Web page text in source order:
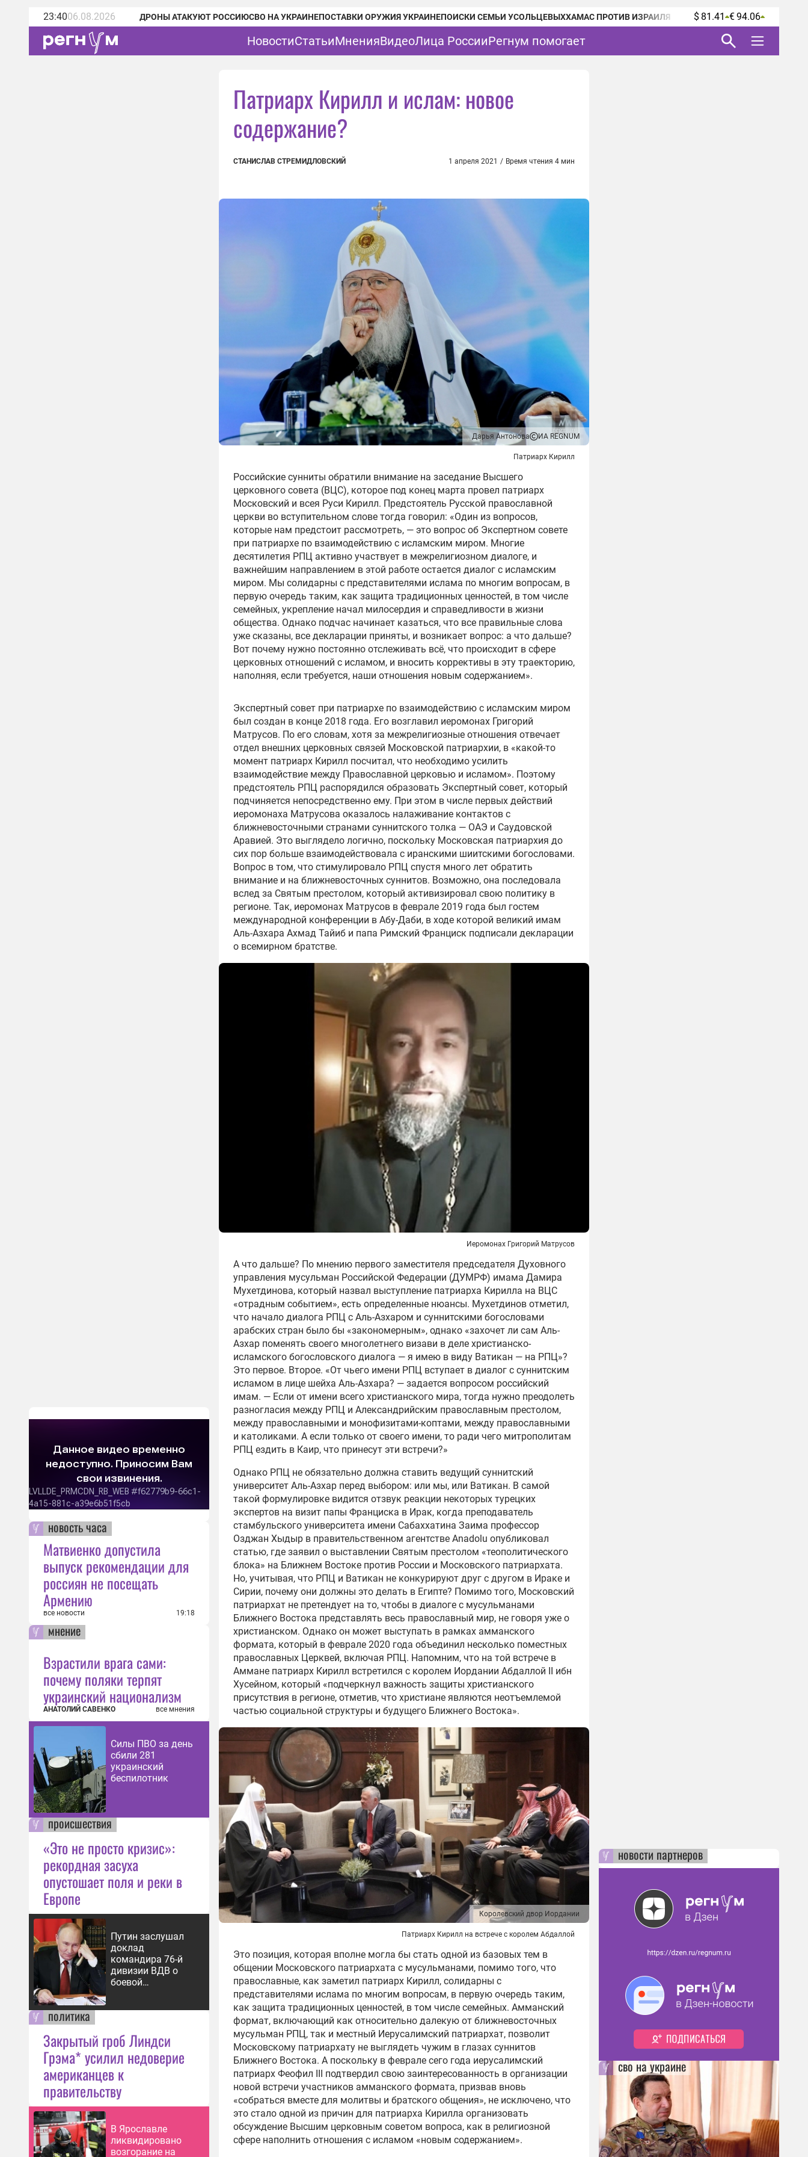
23:4006.08.2026 ДРОНЫ АТАКУЮТ РОССИЮСВО НА УКРАИНЕПОСТАВКИ ОРУЖИЯ УКРАИНЕПОИСКИ СЕМЬИ УСОЛЬЦЕВЫХХАМАС ПРОТИВ ИЗРАИЛЯ $ 81.41 € 94.06
НовостиСтатьиМненияВидеоЛица РоссииРегнум помогает
новость часа
Матвиенко допустила
выпуск рекомендации для
россиян не посещать
Армению
все новости 19:18
мнение
Взрастили врага сами:
почему поляки терпят
украинский национализм
АНАТОЛИЙ САВЕНКО все мнения
Силы ПВО за день
сбили 281
украинский
беспилотник
происшествия
«Это не просто кризис»:
рекордная засуха
опустошает поля и реки в
Европе
Путин заслушал
доклад
командира 76-й
дивизии ВДВ о
боевой
политика
Закрытый гроб Линдси
Грэма* усилил недоверие
американцев к
правительству
В Ярославле
ликвидировано
возгорание на
Патриарх Кирилл и ислам: новое
содержание?
СТАНИСЛАВ СТРЕМИДЛОВСКИЙ 1 апреля 2021 / Время чтения 4 мин
Дарья Антонова ИА REGNUM
Патриарх Кирилл
Российские сунниты обратили внимание на заседание Высшего
церковного совета (ВЦС), которое под конец марта провел патриарх
Московский и всея Руси Кирилл. Предстоятель Русской православной
церкви во вступительном слове тогда говорил: «Один из вопросов,
которые нам предстоит рассмотреть, — это вопрос об Экспертном совете
при патриархе по взаимодействию с исламским миром. Многие
десятилетия РПЦ активно участвует в межрелигиозном диалоге, и
важнейшим направлением в этой работе остается диалог с исламским
миром. Мы солидарны с представителями ислама по многим вопросам, в
первую очередь таким, как защита традиционных ценностей, в том числе
семейных, укрепление начал милосердия и справедливости в жизни
общества. Однако подчас начинает казаться, что все правильные слова
уже сказаны, все декларации приняты, и возникает вопрос: а что дальше?
Вот почему нужно постоянно отслеживать всё, что происходит в сфере
церковных отношений с исламом, и вносить коррективы в эту траекторию,
наполняя, если требуется, наши отношения новым содержанием».
Экспертный совет при патриархе по взаимодействию с исламским миром
был создан в конце 2018 года. Его возглавил иеромонах Григорий
Матрусов. По его словам, хотя за межрелигиозные отношения отвечает
отдел внешних церковных связей Московской патриархии, в «какой-то
момент патриарх Кирилл посчитал, что необходимо усилить
взаимодействие между Православной церковью и исламом». Поэтому
предстоятель РПЦ распорядился образовать Экспертный совет, который
подчиняется непосредственно ему. При этом в числе первых действий
иеромонаха Матрусова оказалось налаживание контактов с
ближневосточными странами суннитского толка — ОАЭ и Саудовской
Аравией. Это выглядело логично, поскольку Московская патриархия до
сих пор больше взаимодействовала с иранскими шиитскими богословами.
Вопрос в том, что стимулировало РПЦ спустя много лет обратить
внимание и на ближневосточных суннитов. Возможно, она последовала
вслед за Святым престолом, который активизировал свою политику в
регионе. Так, иеромонах Матрусов в феврале 2019 года был гостем
международной конференции в Абу-Даби, в ходе которой великий имам
Аль-Азхара Ахмад Тайиб и папа Римский Франциск подписали декларации
о всемирном братстве.
Иеромонах Григорий Матрусов
А что дальше? По мнению первого заместителя председателя Духовного
управления мусульман Российской Федерации (ДУМРФ) имама Дамира
Мухетдинова, который назвал выступление патриарха Кирилла на ВЦС
«отрадным событием», есть определенные нюансы. Мухетдинов отметил,
что начало диалога РПЦ с Аль-Азхаром и суннитскими богословами
арабских стран было бы «закономерным», однако «захочет ли сам Аль-
Азхар поменять своего многолетнего визави в деле христианско-
исламского богословского диалога — я имею в виду Ватикан — на РПЦ»?
Это первое. Второе. «От чьего имени РПЦ вступает в диалог с суннитским
исламом в лице шейха Аль-Азхара? — задается вопросом российский
имам. — Если от имени всего христианского мира, тогда нужно преодолеть
разногласия между РПЦ и Александрийским православным престолом,
между православными и монофизитами-коптами, между православными
и католиками. А если только от своего имени, то ради чего митрополитам
РПЦ ездить в Каир, что принесут эти встречи?»
Однако РПЦ не обязательно должна ставить ведущий суннитский
университет Аль-Азхар перед выбором: или мы, или Ватикан. В самой
такой формулировке видится отзвук реакции некоторых турецких
экспертов на визит папы Франциска в Ирак, когда преподаватель
стамбульского университета имени Сабаххатина Заима профессор
Озджан Хыдыр в правительственном агентстве Anadolu опубликовал
статью, где заявил о выставлении Святым престолом «теополитического
блока» на Ближнем Востоке против России и Московского патриархата.
Но, учитывая, что РПЦ и Ватикан не конкурируют друг с другом в Ираке и
Сирии, почему они должны это делать в Египте? Помимо того, Московский
патриархат не претендует на то, чтобы в диалоге с мусульманами
Ближнего Востока представлять весь православный мир, не говоря уже о
христианском. Однако он может выступать в рамках амманского
формата, который в феврале 2020 года объединил несколько поместных
православных Церквей, включая РПЦ. Напомним, что на той встрече в
Аммане патриарх Кирилл встретился с королем Иордании Абдаллой II ибн
Хусейном, который «подчеркнул важность защиты христианского
присутствия в регионе, отметив, что христиане являются неотъемлемой
частью социальной структуры и будущего Ближнего Востока».
Королевский двор Иордании
Патриарх Кирилл на встрече с королем Абдаллой
Это позиция, которая вполне могла бы стать одной из базовых тем в
общении Московского патриархата с мусульманами, помимо того, что
православные, как заметил патриарх Кирилл, солидарны с
представителями ислама по многим вопросам, в первую очередь таким,
как защита традиционных ценностей, в том числе семейных. Амманский
формат, включающий как относительно далекую от ближневосточных
мусульман РПЦ, так и местный Иерусалимский патриархат, позволит
Московскому патриархату не выглядеть чужим в глазах суннитов
Ближнего Востока. А поскольку в феврале сего года иерусалимский
патриарх Феофил III подтвердил свою заинтересованность в организации
новой встречи участников амманского формата, призвав вновь
«собраться вместе для молитвы и братского общения», не исключено, что
это стало одной из причин для патриарха Кирилла организовать
обсуждение Высшим церковным советом вопроса, как в религиозной
сфере наполнить отношения с исламом «новым содержанием».
новости партнеров
сво на украине